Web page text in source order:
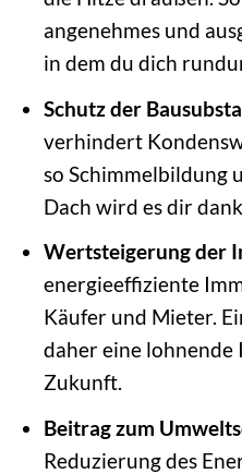
angenehmes und
in dem du dich
Schutz der
verhindert
so Schimmelbildung
Dach wird es dir
Wertsteigerung der
energieeffiziente
Käufer und Mieter.
daher eine
Zukunft.
Beitrag zum
Reduzierung des